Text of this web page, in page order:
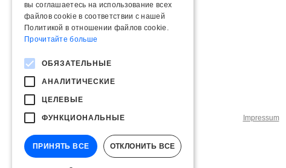
Impressum
вы соглашаетесь на использование всех
файлов cookie в соответствии с нашей
Политикой в ​​отношении файлов cookie.
Прочитайте больше
ОБЯЗАТЕЛЬНЫЕ
АНАЛИТИЧЕСКИЕ
ЦЕЛЕВЫЕ
ФУНКЦИОНАЛЬНЫЕ
ПРИНЯТЬ ВСЕ ОТКЛОНИТЬ ВСЕ